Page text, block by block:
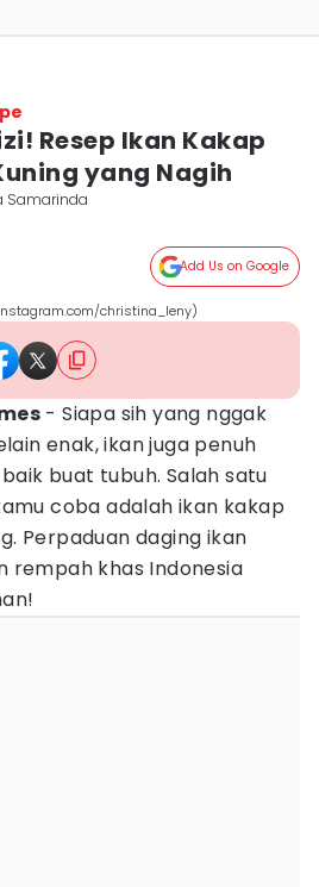
Resep Ikan Kakap
yang Nagih
Samarinda
Add Us on Google
christina_leny)
- Siapa sih yang nggak
enak, ikan juga penuh
buat tubuh. Salah satu
coba adalah ikan kakap
Perpaduan daging ikan
rempah khas Indonesia